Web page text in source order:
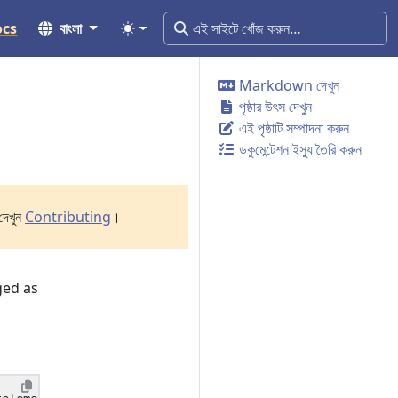
বাংলা
Markdown দেখুন
পৃষ্ঠার উৎস দেখুন
এই পৃষ্ঠাটি সম্পাদনা করুন
ডকুমেন্টেশন ইস্যু তৈরি করুন
Contributing ।
as